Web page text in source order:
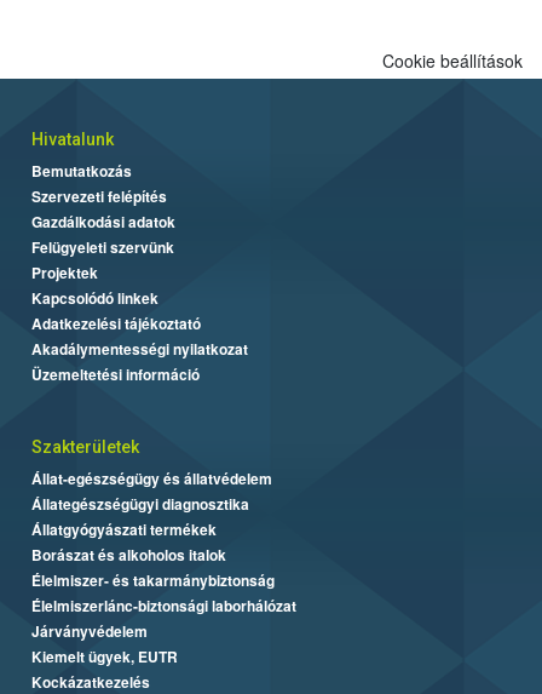
Cookie beállítások
Hivatalunk
Bemutatkozás
Szervezeti felépítés
Gazdálkodási adatok
Felügyeleti szervünk
Projektek
Kapcsolódó linkek
Adatkezelési tájékoztató
Akadálymentességi nyilatkozat
Üzemeltetési információ
Szakterületek
Állat-egészségügy és állatvédelem
Állategészségügyi diagnosztika
Állatgyógyászati termékek
Borászat és alkoholos italok
Élelmiszer- és takarmánybiztonság
Élelmiszerlánc-biztonsági laborhálózat
Járványvédelem
Kiemelt ügyek, EUTR
Kockázatkezelés